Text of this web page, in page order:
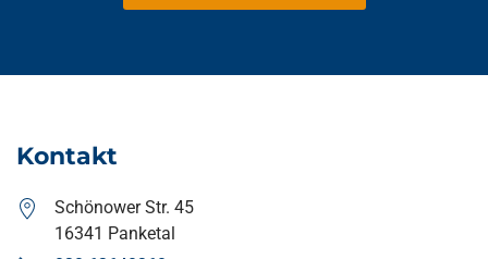
Kontakt
Schönower Str. 45
16341 Panketal